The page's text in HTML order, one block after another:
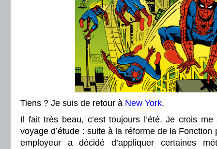
Tiens ? Je suis de retour à New York.
Il fait très beau, c’est toujours l’été. Je crois
voyage d’étude : suite à la réforme de la
employeur a décidé d’appliquer certaines